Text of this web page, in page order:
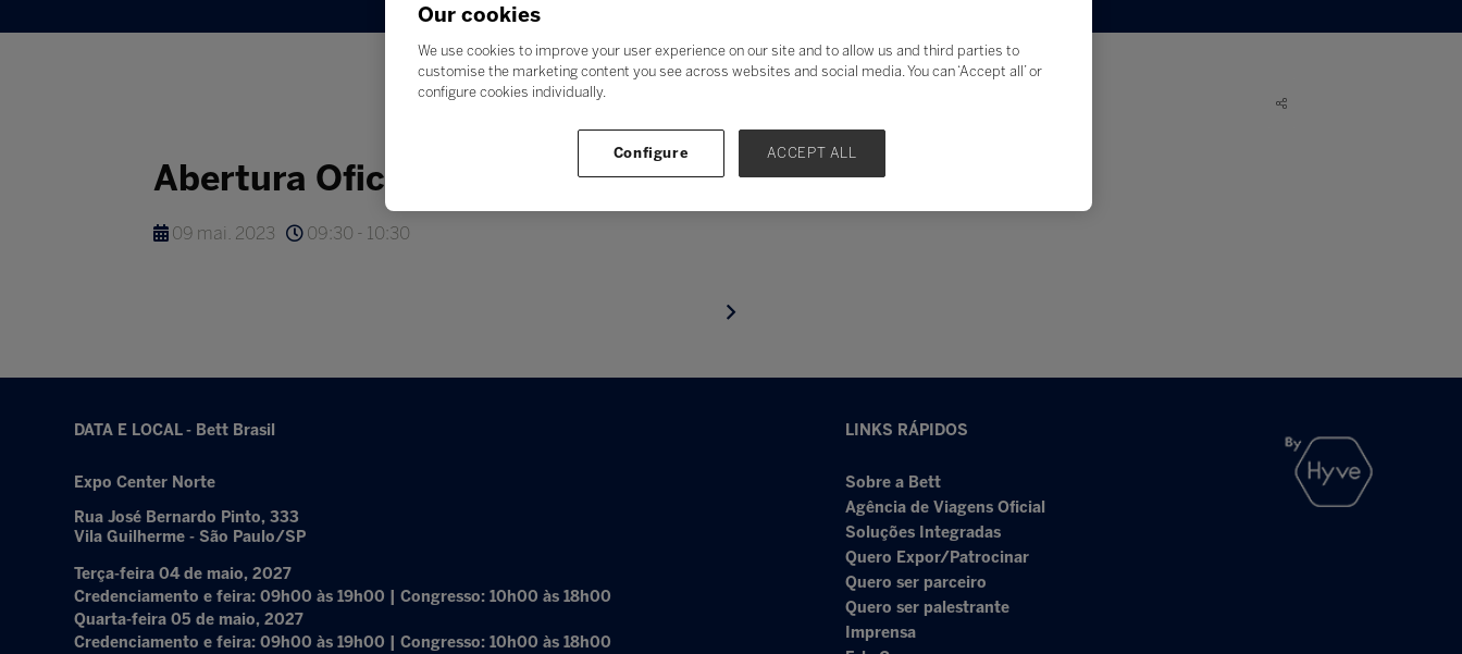
Abertura Oficial
09 mai. 2023 09:30 - 10:30
DATA E LOCAL - Bett Brasil
Expo Center Norte
Rua José Bernardo Pinto, 333
Vila Guilherme - São Paulo/SP
Terça-feira 04 de maio, 2027
Credenciamento e feira: 09h00 às 19h00 | Congresso: 10h00 às 18h00
Quarta-feira 05 de maio, 2027
Credenciamento e feira: 09h00 às 19h00 | Congresso: 10h00 às 18h00
LINKS RÁPIDOS
Sobre a Bett
Agência de Viagens Oficial
Soluções Integradas
Quero Expor/Patrocinar
Quero ser parceiro
Quero ser palestrante
Imprensa
Our cookies
We use cookies to improve your user experience on our site and to allow us and third parties to
customise the marketing content you see across websites and social media. You can ‘Accept all’ or
configure cookies individually.
Configure ACCEPT ALL